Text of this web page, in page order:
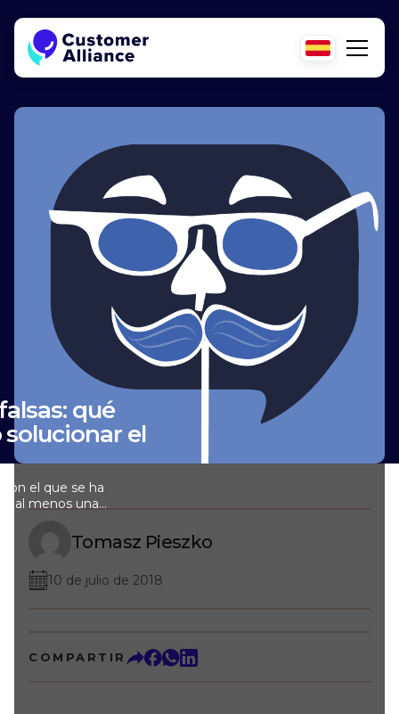
qué
el
el que se ha
al menos una
¿Qué quiere
portales
de recopilación
alojó en el hotel
Tomasz Pieszko
10 de julio de 2018
COMPARTIR